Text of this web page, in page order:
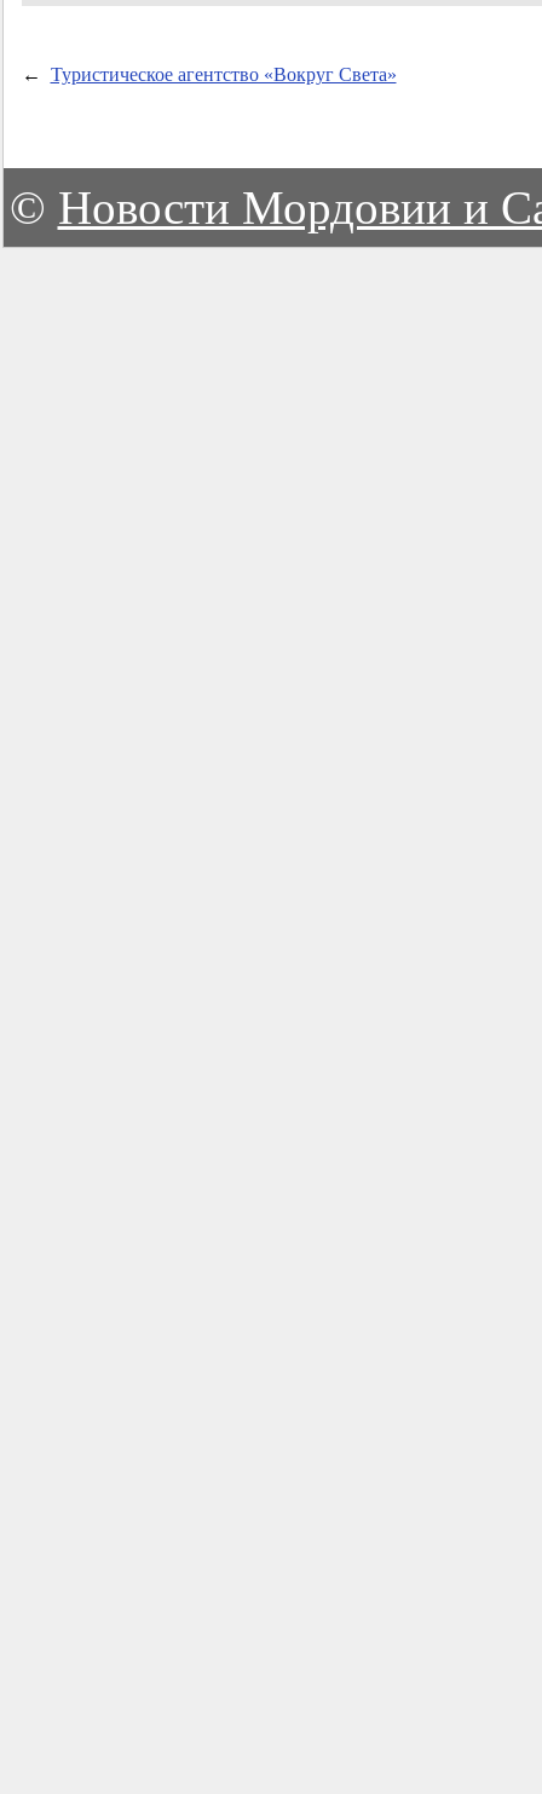
← Туристическое агентство «Вокруг Света»
© Новости Мордовии и